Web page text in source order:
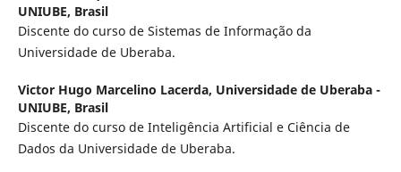
UNIUBE, Brasil
Discente do curso de Sistemas de Informação da
Universidade de Uberaba.
Victor Hugo Marcelino Lacerda, Universidade de Uberaba -
UNIUBE, Brasil
Discente do curso de Inteligência Artificial e Ciência de
Dados da Universidade de Uberaba.